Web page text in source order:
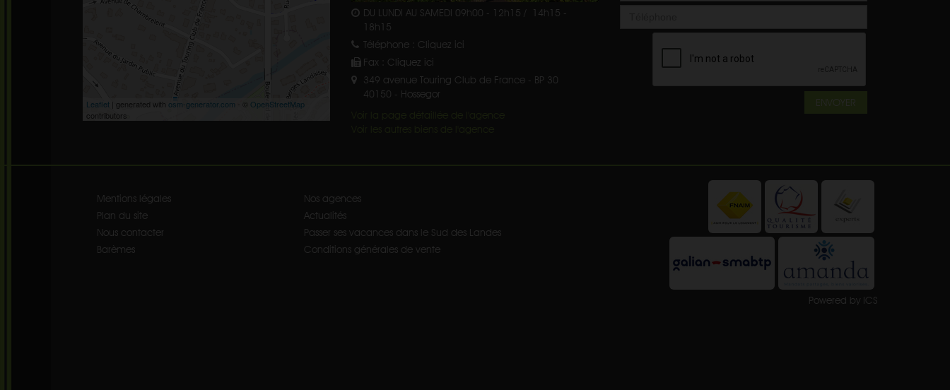
Leaflet | generated with osm-generator.com
OpenStreetMap
contributors
DU LUNDI AU SAMEDI 09h00 - 12h15 / 14h15 -
18h15
Téléphone : Cliquez ici
Fax : Cliquez ici
349 avenue Touring Club de France - BP 30
40150 - Hossegor
ENVOYER
Mentions légales
Plan du site
Nous contacter
Barèmes
Nos agences
Actualités
Passer ses vacances dans le Sud des Landes
Conditions générales de vente
Powered by ICS